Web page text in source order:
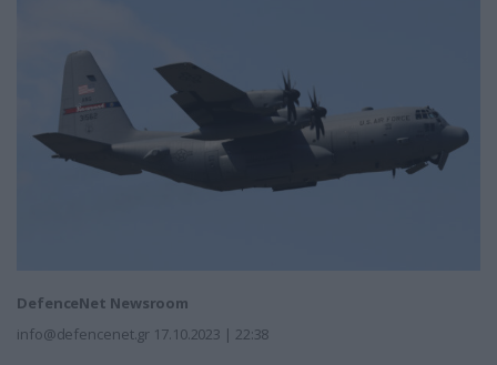
DefenceNet Newsroom
info@defencenet.gr 17.10.2023 | 22:38